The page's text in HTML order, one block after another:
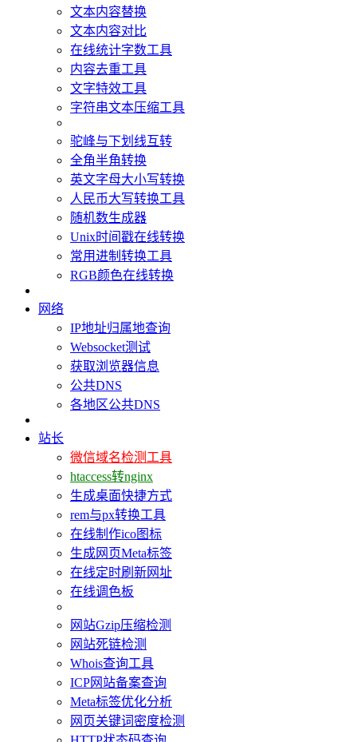
文本内容替换
文本内容对比
在线统计字数工具
内容去重工具
文字特效工具
字符串文本压缩工具
驼峰与下划线互转
全角半角转换
英文字母大小写转换
人民币大写转换工具
随机数生成器
Unix时间戳在线转换
常用进制转换工具
RGB颜色在线转换
网络
IP地址归属地查询
Websocket测试
获取浏览器信息
公共DNS
各地区公共DNS
站长
微信域名检测工具
htaccess转nginx
生成桌面快捷方式
rem与px转换工具
在线制作ico图标
生成网页Meta标签
在线定时刷新网址
在线调色板
网站Gzip压缩检测
网站死链检测
Whois查询工具
ICP网站备案查询
Meta标签优化分析
网页关键词密度检测